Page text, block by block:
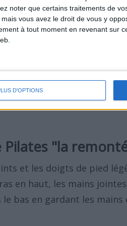
noter que certains traitements de
vous avez le droit de vous y
à tout moment en revenant sur
D'OPTIONS
la tenant bien droite
au niveau des
un chat.
presse sur la colonne
à la position de
Alternez pendant 20
"la
et les doigts de pied
en haut, les mains
le bas en gardant les